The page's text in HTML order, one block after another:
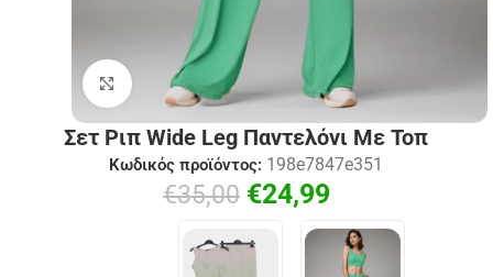
Click to enlarge
Σετ Ριπ Wide Leg Παντελόνι Με Τοπ
Κωδικός προϊόντος: 198e7847e351
€35,00 €24,99